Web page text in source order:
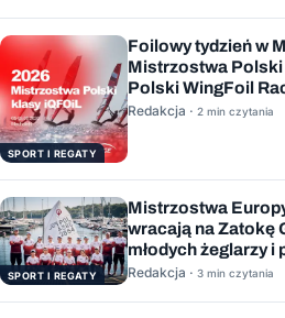
SPORT I REGATY
Foilowy tydzień w
Mistrzostwa Polski
Polski WingFoil
sierpnia
Redakcja · 2 min czytania
SPORT I REGATY
Mistrzostwa
wracają na Zatokę
młodych żeglarzy i
Polski
Redakcja · 3 min czytania